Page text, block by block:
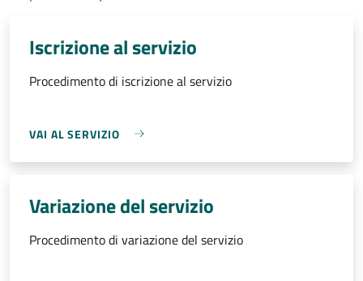
Iscrizione al servizio
Procedimento di iscrizione al servizio
VAI AL SERVIZIO
Variazione del servizio
Procedimento di variazione del servizio